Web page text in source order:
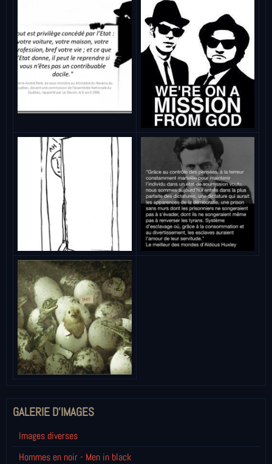
GALERIE D'IMAGES
Images diverses
Hommes en noir - Men in black